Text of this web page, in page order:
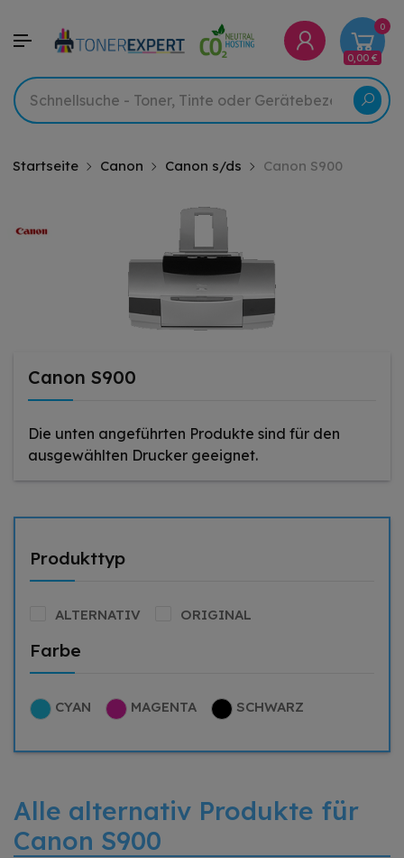
0
0,00 €
Startseite Canon Canon s/ds Canon S900
Canon S900
Die unten angeführten Produkte sind für den
ausgewählten Drucker geeignet.
Produkttyp
ALTERNATIV ORIGINAL
Farbe
CYAN MAGENTA SCHWARZ
Alle alternativ Produkte für
Canon S900